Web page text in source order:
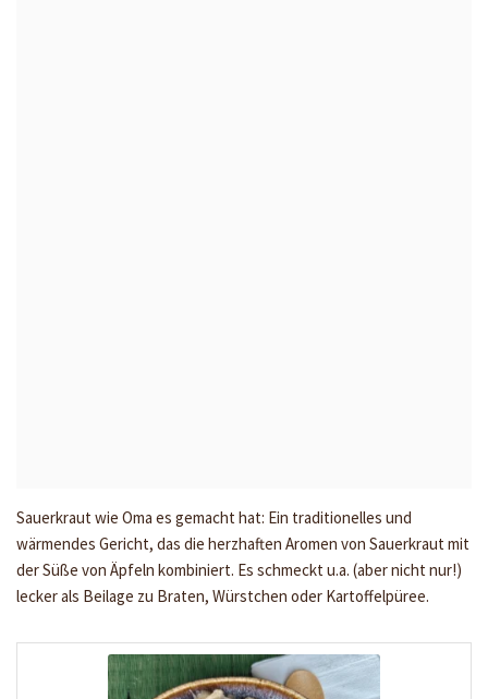
Sauerkraut wie Oma es gemacht hat: Ein traditionelles und
wärmendes Gericht, das die herzhaften Aromen von Sauerkraut mit
der Süße von Äpfeln kombiniert. Es schmeckt u.a. (aber nicht nur!)
lecker als Beilage zu Braten, Würstchen oder Kartoffelpüree.